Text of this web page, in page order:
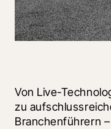
Von Live-
zu
Branchenführern